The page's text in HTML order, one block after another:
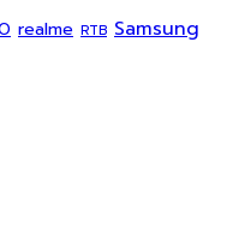
realme RTB Samsung